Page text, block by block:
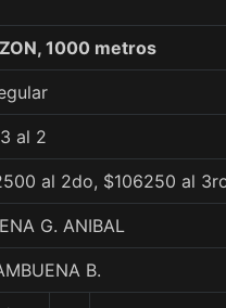
1000 metros
al 2
al 2do, $106250 al
G. ANIBAL
B.